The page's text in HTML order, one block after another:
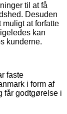
til at få
Desuden
at forfatte
kan
kunderne.
faste
i form af
får godtgørelse i